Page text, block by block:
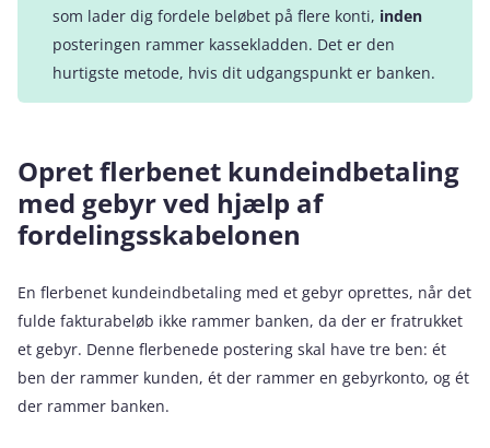
som lader dig fordele beløbet på flere konti, inden
posteringen rammer kassekladden. Det er den
hurtigste metode, hvis dit udgangspunkt er banken.
Opret flerbenet kundeindbetaling
med gebyr ved hjælp af
fordelingsskabelonen
En flerbenet kundeindbetaling med et gebyr oprettes, når det
fulde fakturabeløb ikke rammer banken, da der er fratrukket
et gebyr. Denne flerbenede postering skal have tre ben: ét
ben der rammer kunden, ét der rammer en gebyrkonto, og ét
der rammer banken.